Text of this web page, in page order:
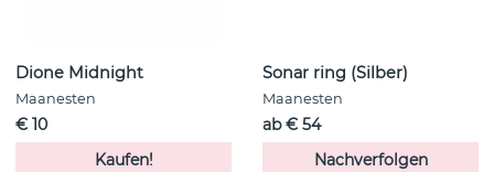
Dione Midnight
Maanesten
€ 10
Kaufen!
Sonar ring (Silber)
Maanesten
ab € 54
Nachverfolgen